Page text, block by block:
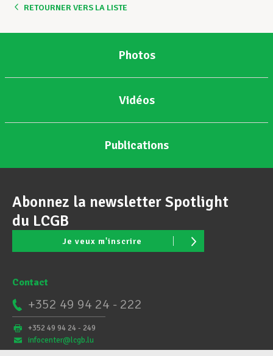
RETOURNER VERS LA LISTE
Photos
Vidéos
Publications
Abonnez la newsletter Spotlight
du LCGB
Je veux m'inscrire
Contact
+352 49 94 24 - 222
+352 49 94 24 - 249
infocenter@lcgb.lu